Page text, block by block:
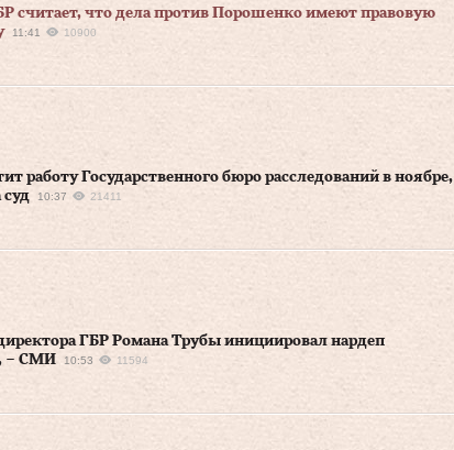
считает, что дела против Порошенко имеют правовую
11:41 10900
работу Государственного бюро расследований в ноябре,
суд
10:37 21411
ГБР Романа Трубы инициировал нардеп
– СМИ
10:53 11594